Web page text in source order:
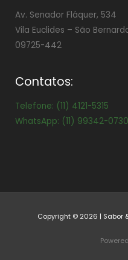
Av. Senador Fláquer, 534
Vila Euclides – São
09725-442
Contatos:
Telefone: (11) 4121-5315
WhatsApp: (11) 99342-0730
Copyright © 2026 | Sabor